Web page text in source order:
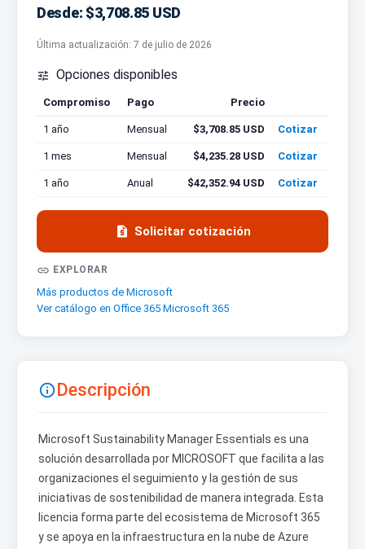
Desde: $3,708.85 USD
Última actualización: 7 de julio de 2026
 Opciones disponibles
Compromiso Pago Precio
1 año
Mensual $3,708.85 USD Cotizar
1 mes Mensual $4,235.28 USD Cotizar
1 año Anual $42,352.94 USD Cotizar
 Solicitar cotización
 EXPLORAR
Más productos de Microsoft
Ver catálogo en Office 365 Microsoft 365
Descripción
Microsoft Sustainability Manager Essentials es una
solución desarrollada por MICROSOFT que facilita a las
organizaciones el seguimiento y la gestión de sus
iniciativas de sostenibilidad de manera integrada. Esta
licencia forma parte del ecosistema de Microsoft 365
y se apoya en la infraestructura en la nube de Azure